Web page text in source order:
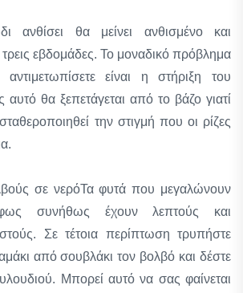
ανθίσει θα μείνει ανθισμένο και
εβδομάδες. Το μοναδικό πρόβλημα
είναι η στήριξη του
θα ξεπετάγεται από το βάζο γιατί
την στιγμή που οι ρίζες
σε νερόΤα φυτά που μεγαλώνουν
συνήθως έχουν λεπτούς και
Σε τέτοια περίπτωση τρυπήστε
από σουβλάκι τον βολβό και δέστε
Μπορεί αυτό να σας φαίνεται